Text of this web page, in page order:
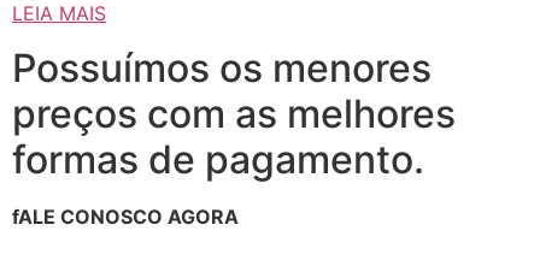
LEIA MAIS
Possuímos os menores
preços com as melhores
formas de pagamento.
fALE CONOSCO AGORA